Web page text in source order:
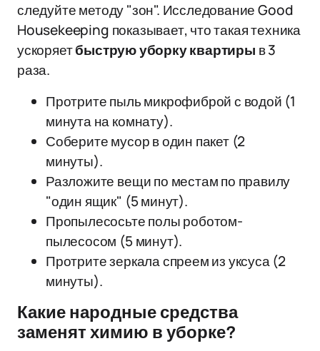
следуйте методу "зон". Исследование Good
Housekeeping показывает, что такая техника
ускоряетбыструю уборку квартиры в 3
раза.
Протрите пыль микрофиброй с водой (1
минута на комнату).
Соберите мусор в один пакет (2
минуты).
Разложите вещи по местам по правилу
"один ящик" (5 минут).
Пропылесосьте полы роботом-
пылесосом (5 минут).
Протрите зеркала спреем из уксуса (2
минуты).
Какие народные средства
заменят химию в уборке?